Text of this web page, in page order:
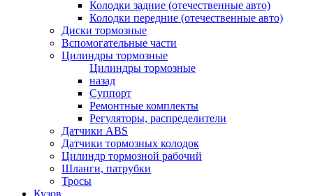
Колодки задние (отечественные авто)
Колодки передние (отечественные авто)
Диски тормозные
Вспомогательные части
Цилиндры тормозные
Цилиндры тормозные
назад
Суппорт
Ремонтные комплекты
Регуляторы, распределители
Датчики ABS
Датчики тормозных колодок
Цилиндр тормозной рабочий
Шланги, патрубки
Тросы
Кузов